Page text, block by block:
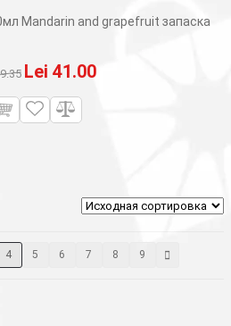
Mandarin and grapefruit запаска
Первоначальная
цена
составляла
Lei 41.00Текущая
4 5 6 7 8 9